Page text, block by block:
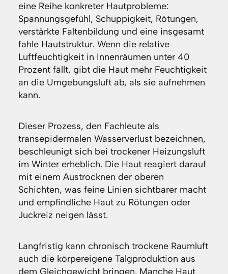
eine Reihe konkreter Hautprobleme:
Spannungsgefühl, Schuppigkeit, Rötungen,
verstärkte Faltenbildung und eine insgesamt
fahle Hautstruktur. Wenn die relative
Luftfeuchtigkeit in Innenräumen unter 40
Prozent fällt, gibt die Haut mehr Feuchtigkeit
an die Umgebungsluft ab, als sie aufnehmen
kann.
Dieser Prozess, den Fachleute als
transepidermalen Wasserverlust bezeichnen,
beschleunigt sich bei trockener Heizungsluft
im Winter erheblich. Die Haut reagiert darauf
mit einem Austrocknen der oberen
Schichten, was feine Linien sichtbarer macht
und empfindliche Haut zu Rötungen oder
Juckreiz neigen lässt.
Langfristig kann chronisch trockene Raumluft
auch die körpereigene Talgproduktion aus
dem Gleichgewicht bringen. Manche Haut